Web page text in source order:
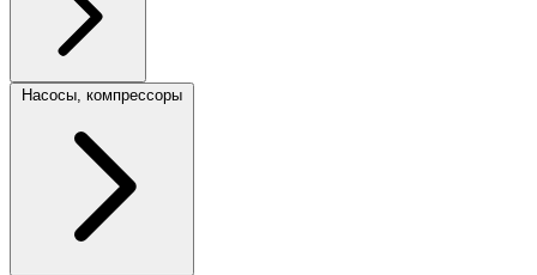
Насосы, компрессоры